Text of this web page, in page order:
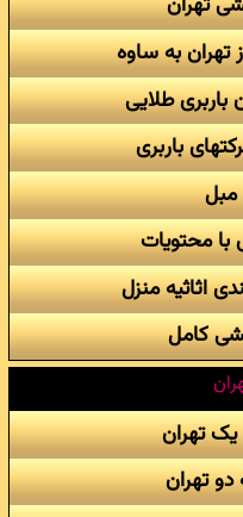
به ساوه
باربری طلایی
باربری
مبل
محتویات
اثاثیه منزل
کامل
یک تهران
دو تهران